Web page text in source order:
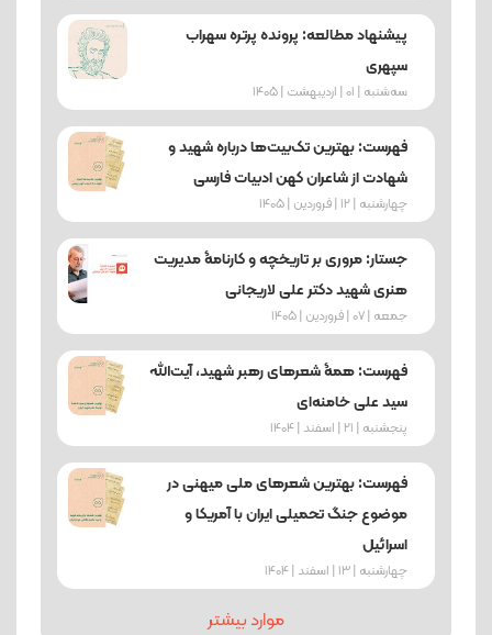
پیشنهاد مطالعه: پرونده پرتره سهراب
سپهری
ﺳﻪشنبه | 01 | اردیبهشت | 1405
فهرست: بهترین تک‌بیت‌ها درباره شهید و
شهادت از شاعران کهن ادبیات فارسی
چهارشنبه | 12 | فروردین | 1405
جستار: مروری بر تاریخچه و کارنامۀ مدیریت
هنری شهید دکتر علی لاریجانی
جمعه | 07 | فروردین | 1405
فهرست: همۀ شعرهای رهبر شهید، آیت‌الله
سید علی خامنه‌ای
پنجشنبه | 21 | اسفند | 1404
فهرست: بهترین شعرهای ملی میهنی در
موضوع جنگ تحمیلی ایران با آمریکا و
اسرائیل
چهارشنبه | 13 | اسفند | 1404
موارد بیشتر